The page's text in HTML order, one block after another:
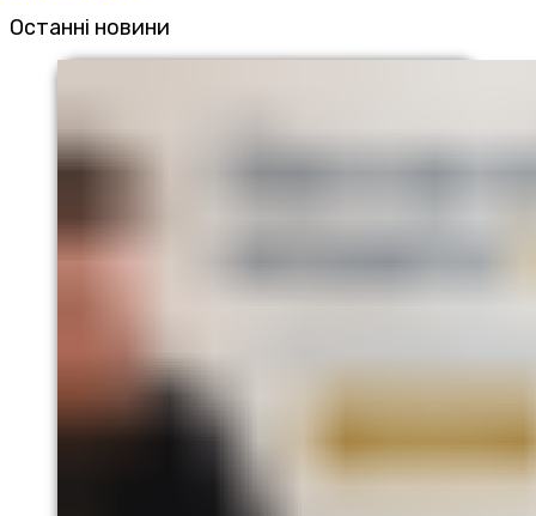
Останні новини